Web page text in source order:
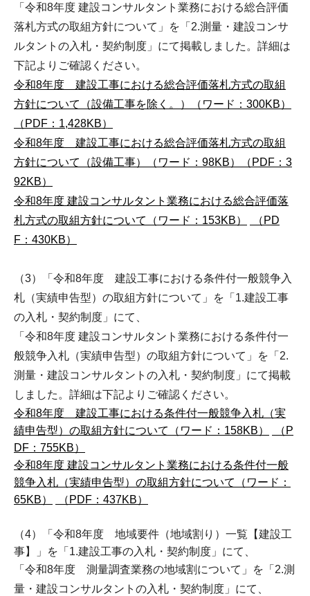
「令和8年度 建設コンサルタント業務における総合評価
落札方式の取組方針について」を「2.測量・建設コンサ
ルタントの入札・契約制度」にて掲載しました。詳細は
下記よりご確認ください。
令和8年度 建設工事における総合評価落札方式の取組
方針について（設備工事を除く。）（ワード：300KB）
（PDF：1,428KB）
令和8年度 建設工事における総合評価落札方式の取組
方針について（設備工事）（ワード：98KB）
（PDF：3
92KB）
令和8年度 建設コンサルタント業務における総合評価落
札方式の取組方針について（ワード：153KB）
（PD
F：430KB）
（3）「令和8年度 建設工事における条件付一般競争入
札（実績申告型）の取組方針について」を「1.建設工事
の入札・契約制度」にて、
「令和8年度 建設コンサルタント業務における条件付一
般競争入札（実績申告型）の取組方針について」を「2.
測量・建設コンサルタントの入札・契約制度」にて掲載
しました。詳細は下記よりご確認ください。
令和8年度 建設工事における条件付一般競争入札（実
績申告型）の取組方針について（ワード：158KB）
（P
DF：755KB）
令和8年度 建設コンサルタント業務における条件付一般
競争入札（実績申告型）の取組方針について（ワード：
65KB）
（PDF：437KB）
（4）「令和8年度 地域要件（地域割り）一覧【建設工
事】」を「1.建設工事の入札・契約制度」にて、
「令和8年度 測量調査業務の地域割について」を「2.測
量・建設コンサルタントの入札・契約制度」にて、